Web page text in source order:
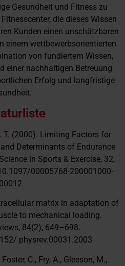
Gesundheit und Fitness zu
die dieses Wissen
Kunden einen unschätzbaren
einem wettbewerbsorientierten
von fundiertem Wissen,
einer nachhaltigen Betreuung
Erfolg und langfristige
T. (2000). Limiting Factors for
Determinants of Endurance
in Sports & Exercise, 32,
00005768-200001000-
00012
matrix in adaptation of
to mechanical loading.
84(2), 649–698.
physrev.00031.2003
C., Fry, A., Gleeson, M.,